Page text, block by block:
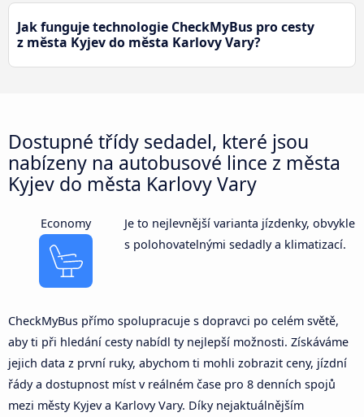
Jak funguje technologie CheckMyBus pro cesty
z města Kyjev do města Karlovy Vary?
Dostupné třídy sedadel, které jsou
nabízeny na autobusové lince z města
Kyjev do města Karlovy Vary
Economy
Je to nejlevnější varianta jízdenky, obvykle
s polohovatelnými sedadly a klimatizací.
CheckMyBus přímo spolupracuje s dopravci po celém světě,
aby ti při hledání cesty nabídl ty nejlepší možnosti. Získáváme
jejich data z první ruky, abychom ti mohli zobrazit ceny, jízdní
řády a dostupnost míst v reálném čase pro 8 denních spojů
mezi městy Kyjev a Karlovy Vary. Díky nejaktuálnějším